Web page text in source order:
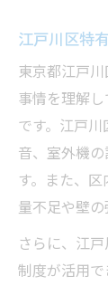
江戸川区特
東京都江戸
事情を理解
です。江戸
音、室外機
す。また、
量不足や壁
さらに、江
制度が活用